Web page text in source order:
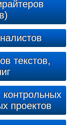
текстов,
проектов